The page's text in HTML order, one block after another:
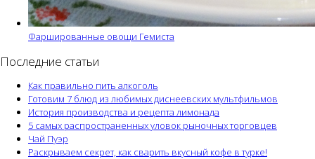
Фаршированные овощи Гемиста
Последние статьи
Как правильно пить алкоголь
Готовим 7 блюд из любимых диснеевских мультфильмов
История производства и рецепта лимонада
5 самых распространенных уловок рыночных торговцев
Чай Пуэр
Раскрываем секрет, как сварить вкусный кофе в турке!